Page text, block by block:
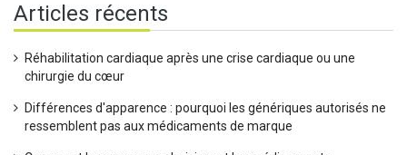
Articles récents
Réhabilitation cardiaque après une crise cardiaque ou une
chirurgie du cœur
Différences d'apparence : pourquoi les génériques autorisés ne
ressemblent pas aux médicaments de marque